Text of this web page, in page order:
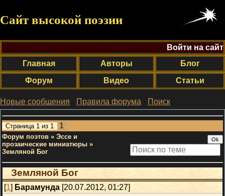
Сайт высокой поэзии
Войти на сайт
Главная
Авторы
Блог
Форум
Видео Статьи
Новые сообщения · Правила форума · Поиск;
Страница 1 из 1 1
Форум поэтов » Эссе и
прозаические миниатюры »
Земляной Бог
Земляной Бог
[1] Барамунда [20.07.2012, 01:27]